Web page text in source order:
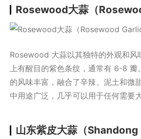
Rosewood大蒜（
Rosewood 大蒜以其独特的外观和风
上有醒目的紫色条纹，通常有 6-8
的风味丰富，融合了辛辣、泥土和微
中用途广泛，几乎可以用于任何需要
山东紫皮大蒜（